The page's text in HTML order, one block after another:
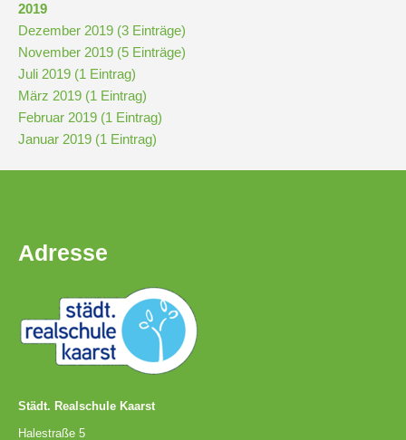
Schulbuchordnung
Pausenordnung
Handynutzung
Sponsoren
Schokoticket
2019
Dezember 2019 (3 Einträge)
November 2019 (5 Einträge)
Juli 2019 (1 Eintrag)
März 2019 (1 Eintrag)
Februar 2019 (1 Eintrag)
Januar 2019 (1 Eintrag)
Adresse
Städt. Realschule Kaarst
Halestraße 5